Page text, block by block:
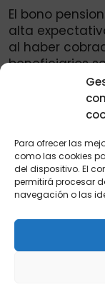
Para ofrecer las
como las cookies
del dispositivo. El
permitirá procesar
navegación o las
El bono
alta
al haber
beneficiarios
estas ayudas
de propiedad
todo lo que
mayor